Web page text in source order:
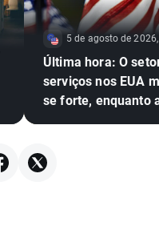
5 de agosto de
Última hora: O
serviços nos EUA
se forte, enquanto